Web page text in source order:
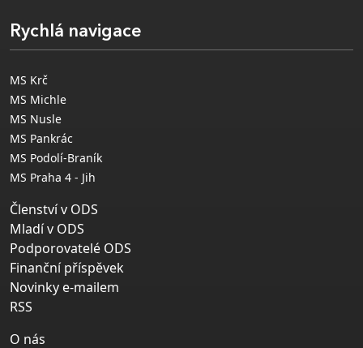
Rychlá navigace
MS Krč
MS Michle
MS Nusle
MS Pankrác
MS Podolí-Braník
MS Praha 4 - Jih
Členství v ODS
Mladí v ODS
Podporovatelé ODS
Finanční příspěvek
Novinky e-mailem
RSS
O nás